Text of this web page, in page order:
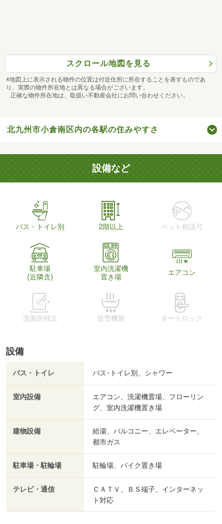
スクロール地図を見る
※地図上に表示される物件の位置は付近住所に所在することを表すものであ
り、実際の物件所在地とは異なる場合がございます。
正確な物件所在地は、取扱い不動産会社にお問い合わせください。
北九州市小倉南区内の各駅の住みやすさ
設備など
バス・トイレ別 2階以上 ペット相談可
駐車場
(近隣含)
室内洗濯機
置き場
エアコン
洗面所独立 追焚機能 オートロック
設備
バス・トイレ バス･トイレ別、シャワー
室内設備
エアコン、洗濯機置場、フローリン
グ、室内洗濯機置き場
建物設備
給湯、バルコニー、エレベーター、
都市ガス
駐車場・駐輪場 駐輪場、バイク置き場
テレビ・通信
ＣＡＴＶ、ＢＳ端子、インターネッ
ト対応